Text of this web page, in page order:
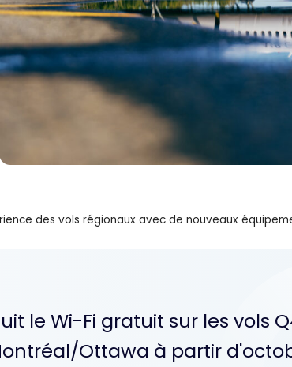
des vols régionaux avec de nouveaux
le Wi-Fi gratuit sur les vols
Ottawa à partir